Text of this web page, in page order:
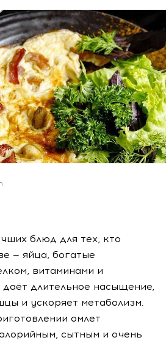
блюд для тех, кто
— яйца, богатые
витаминами и
длительное насыщение,
и ускоряет метаболизм.
омлет
сытным и очень